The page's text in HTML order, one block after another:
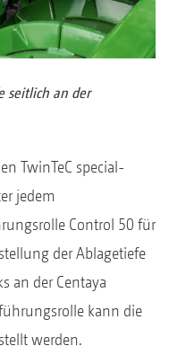
seitlich an der
TwinTeC special-
jedem
Control 50 für
der Ablagetiefe
an der Centaya
kann die
werden.